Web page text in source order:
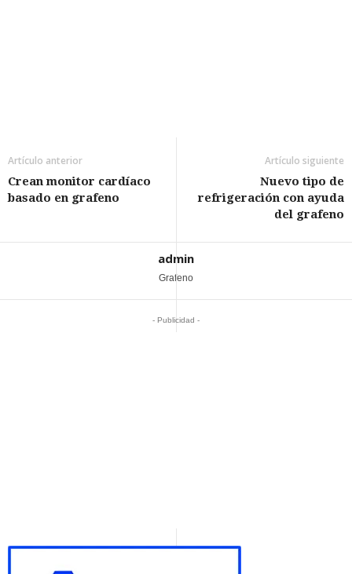
Artículo anterior
Crean monitor cardíaco
basado en grafeno
Artículo siguiente
Nuevo tipo de
refrigeración con ayuda
del grafeno
admin
Grafeno
- Publicidad -